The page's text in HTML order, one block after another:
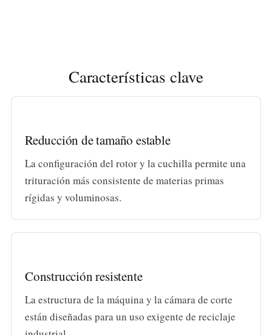
Características clave
Reducción de tamaño estable
La configuración del rotor y la cuchilla permite una
trituración más consistente de materias primas
rígidas y voluminosas.
Construcción resistente
La estructura de la máquina y la cámara de corte
están diseñadas para un uso exigente de reciclaje